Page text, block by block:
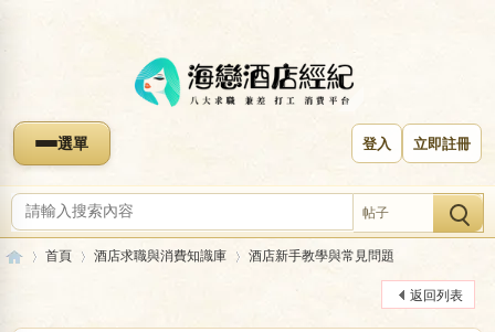
選單 登入 立即註冊
帖子
首頁 酒店求職與消費知識庫 酒店新手教學與常見問題
返回列表